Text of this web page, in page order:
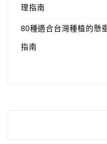
理指南
80種適合台灣種植的懸
指南